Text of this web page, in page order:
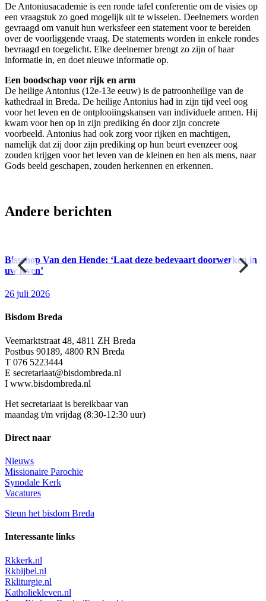
De Antoniusacademie is een ronde tafel conferentie om de visies op
een vraagstuk zo goed mogelijk uit te wisselen. Deelnemers worden
gevraagd om vanuit hun werksfeer een statement voor te bereiden
over de voorliggende vraag. De statements worden in enkele rondes
bevraagd en toegelicht. Elke deelnemer brengt zo zijn of haar
informatie in, en doet nieuwe informatie op.
Een boodschap voor rijk en arm
De heilige Antonius (12e-13e eeuw) is de patroonheilige van de
kathedraal in Breda. De heilige Antonius had in zijn tijd veel oog
voor het leven en de ontplooiingskansen van individuele armen. Hij
kwam voor hen op in zijn prediking én door zijn concrete
voorbeeld. Antonius had ook zorg voor rijken en machtigen,
namelijk dat zij door zijn prediking op hun beurt evenzeer oog
zouden krijgen voor het leven van de kleinen en hen als mens, naar
Gods beeld geschapen, zouden herkennen en erkennen.
Andere berichten
Bisschop Van den Hende: ‘Laat deze bedevaart doorwerken in
uw leven’
26 juli 2026
Bisdom Breda
Veemarktstraat 48, 4811 ZH Breda
Postbus 90189, 4800 RN Breda
T 076 5223444
E secretariaat@bisdombreda.nl
I www.bisdombreda.nl
Het secretariaat is bereikbaar van
maandag t/m vrijdag (8:30-12:30 uur)
Direct naar
Nieuws
Missionaire Parochie
Synodale Kerk
Vacatures
Steun het bisdom Breda
Interessante links
Rkkerk.nl
Rkbijbel.nl
Rkliturgie.nl
Katholiekleven.nl